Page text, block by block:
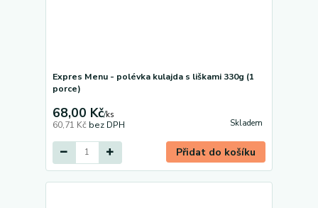
Expres Menu - polévka kulajda s liškami 330g (1
porce)
68,00 Kč/ks
60,71 Kč bez DPH Skladem
Přidat do košíku